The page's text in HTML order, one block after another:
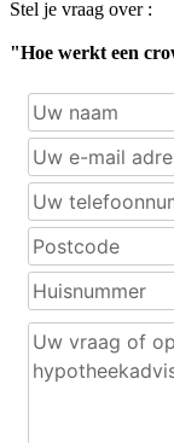
Stel je vraag over :
"Hoe werkt een